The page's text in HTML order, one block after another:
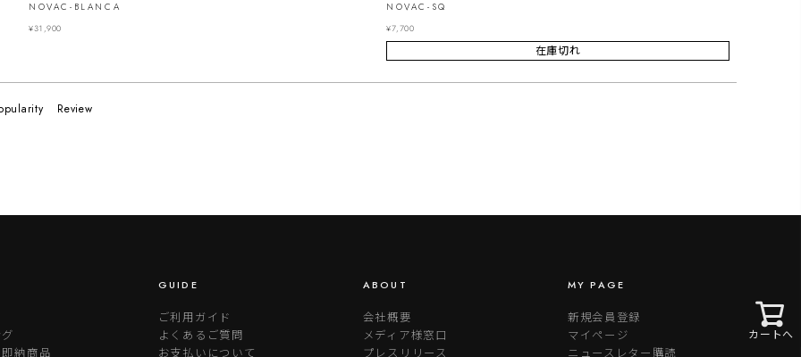
NOVAC-BLANCA
¥31,900
NOVAC-SQ
¥7,700
在庫切れ
Review
カートへ
納商品
GUIDE
ご利用ガイド
よくあるご質問
お支払いについて
ABOUT
会社概要
メディア様窓口
プレスリリース
MY PAGE
新規会員登録
マイページ
ニュースレター購読